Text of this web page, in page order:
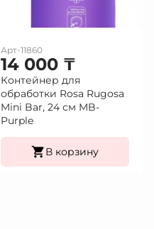
Арт-11860
14 000 ₸
Контейнер для
обработки Rosa Rugosa
Mini Bar, 24 см MB-
Purple
В корзину